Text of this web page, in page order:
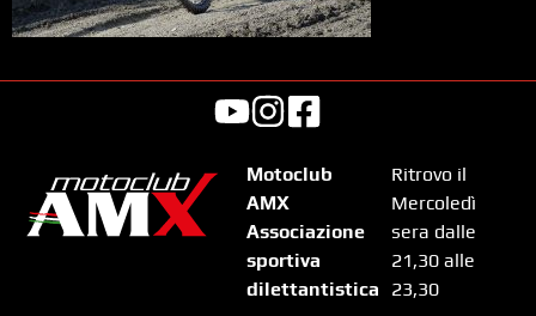
Motoclub
AMX
Associazione
sportiva
dilettantistica
Ritrovo il
Mercoledì
sera dalle
21,30 alle
23,30